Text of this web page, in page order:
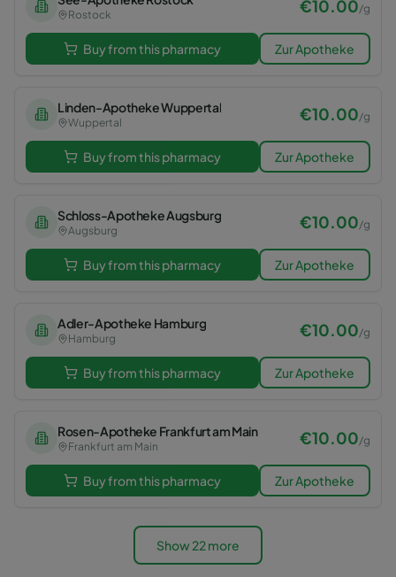
Rostock €10.00/g
Buy from this pharmacy Zur Apotheke
Linden-Apotheke Wuppertal
Wuppertal €10.00/g
Buy from this pharmacy Zur Apotheke
Schloss-Apotheke Augsburg
Augsburg €10.00/g
Buy from this pharmacy Zur Apotheke
Adler-Apotheke Hamburg
Hamburg €10.00/g
Buy from this pharmacy Zur Apotheke
Rosen-Apotheke Frankfurt am Main
Frankfurt am Main €10.00/g
Buy from this pharmacy Zur Apotheke
Show 22 more